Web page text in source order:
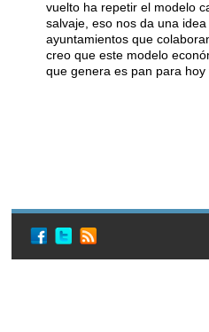
vuelto ha repetir el modelo
salvaje, eso nos da una
ayuntamientos que
creo que este modelo
que genera es pan para